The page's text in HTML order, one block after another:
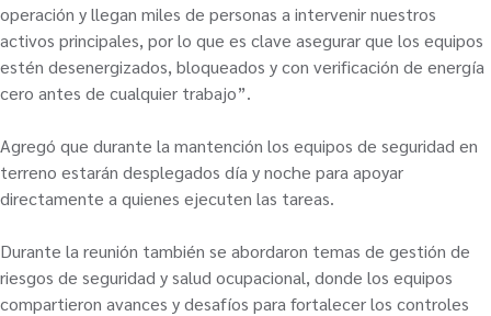
operación y llegan miles de personas a intervenir nuestros
activos principales, por lo que es clave asegurar que los equipos
estén desenergizados, bloqueados y con verificación de energía
cero antes de cualquier trabajo”.
Agregó que durante la mantención los equipos de seguridad en
terreno estarán desplegados día y noche para apoyar
directamente a quienes ejecuten las tareas.
Durante la reunión también se abordaron temas de gestión de
riesgos de seguridad y salud ocupacional, donde los equipos
compartieron avances y desafíos para fortalecer los controles